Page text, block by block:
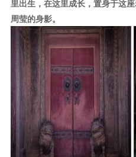
里出生，在这里成长，置身于这
周莹的身影。